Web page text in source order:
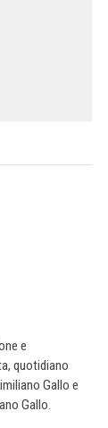
e
quotidiano
Gallo e
Gallo.